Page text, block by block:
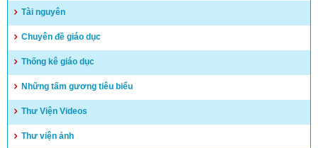
Tài nguyên
Chuyên đề giáo dục
Thống kê giáo dục
Những tấm gương tiêu biểu
Thư Viện Videos
Thư viện ảnh